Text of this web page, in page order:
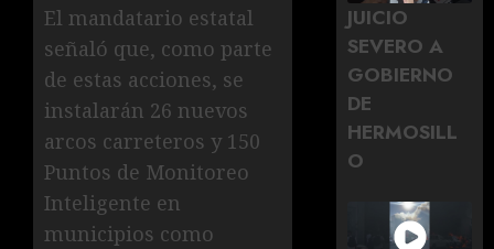
El mandatario estatal
señaló que, como parte
de estas acciones, se
instalarán 26 nuevos
arcos carreteros y 150
Puntos de Monitoreo
Inteligente en
municipios como
JUICIO
SEVERO A
GOBIERNO
DE
HERMOSILL
O